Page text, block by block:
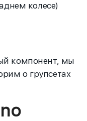
колесе)
компонент, мы
о групсетах